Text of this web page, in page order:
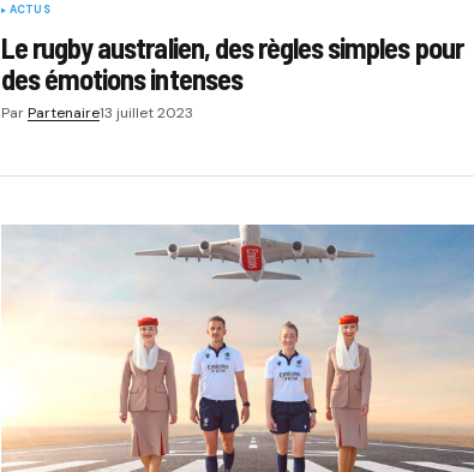
ACTUS
Le rugby australien, des règles simples pour
des émotions intenses
ParPartenaire13 juillet 2023